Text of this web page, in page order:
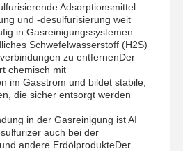
Adsorptionsmittel
und -desulfurisierung weit
in Gasreinigungssystemen
Schwefelwasserstoff (H2S)
zu entfernenDer
chemisch mit
im Gasstrom und bildet stabile,
die sicher entsorgt werden
in der Gasreinigung ist AI
auch bei der
andere ErdölprodukteDer